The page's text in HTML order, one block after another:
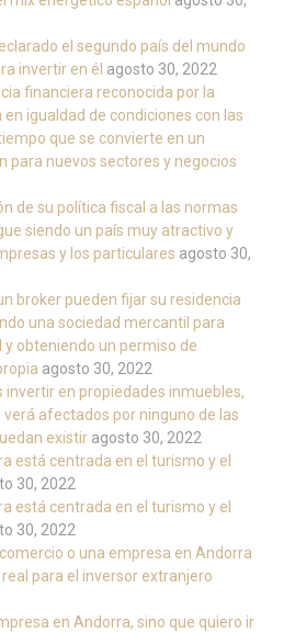
el segundo país del mundo
invertir en él agosto 30, 2022
financiera reconocida por la
en igualdad de condiciones con las
que se convierte en un
para nuevos sectores y negocios
de su política fiscal a las normas
siendo un país muy atractivo y
y los particulares agosto 30,
broker pueden fijar su residencia
una sociedad mercantil para
obteniendo un permiso de
agosto 30, 2022
invertir en propiedades inmuebles,
afectados por ninguno de las
existir agosto 30, 2022
está centrada en el turismo y el
30, 2022
está centrada en el turismo y el
30, 2022
o una empresa en Andorra
para el inversor extranjero
en Andorra, sino que quiero ir